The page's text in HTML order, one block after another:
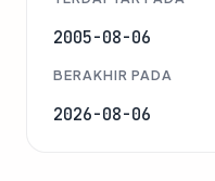
2005-08-06
BERAKHIR PADA
2026-08-06